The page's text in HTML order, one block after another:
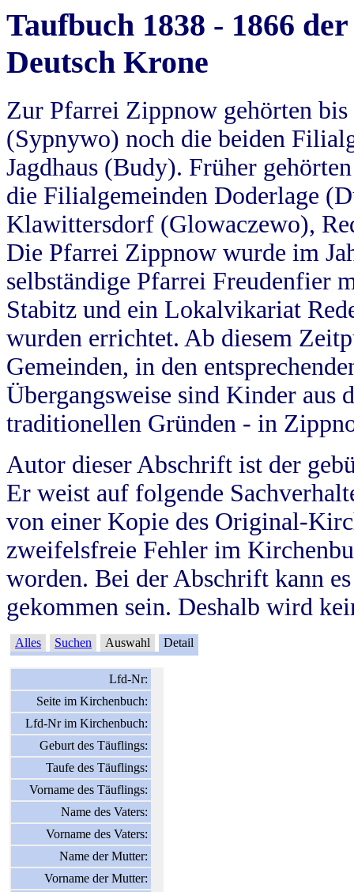
Taufbuch 1838 - 1866
Deutsch Krone
Zur Pfarrei Zippnow gehörten
(Sypnywo) noch die beiden
Jagdhaus (Budy). Früher
die Filialgemeinden Doderlage
Klawittersdorf (Glowaczewo),
Die Pfarrei Zippnow wurde im
selbständige Pfarrei Freudenfier
Stabitz und ein Lokalvikariat
wurden errichtet. Ab diesem
Gemeinden, in den
Übergangsweise sind Kinder aus
traditionellen Gründen - in
Autor dieser Abschrift ist der
Er weist auf folgende
von einer Kopie des Original-
zweifelsfreie Fehler im
worden. Bei der Abschrift kann
gekommen sein. Deshalb wird
Alles Suchen Auswahl Detail
Lfd-Nr:
Seite im Kirchenbuch:
Lfd-Nr im Kirchenbuch:
Geburt des Täuflings:
Taufe des Täuflings:
Vorname des Täuflings:
Name des Vaters:
Vorname des Vaters:
Name der Mutter:
Vorname der Mutter: